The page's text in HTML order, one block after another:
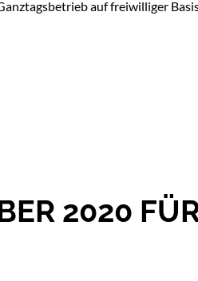
auf freiwilliger
2020